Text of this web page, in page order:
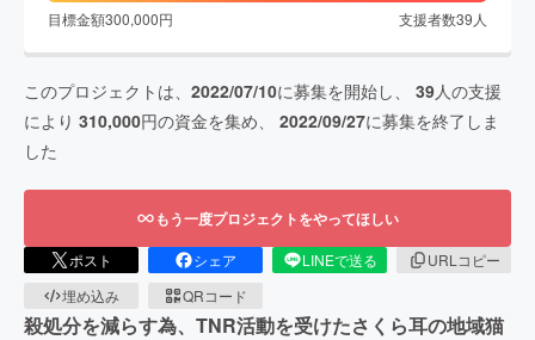
目標金額300,000円 支援者数39 人
このプロジェクトは、 2022/07/10に募集を開始し、 39人の支援
により 310,000円の資金を集め、 2022/09/27に募集を終了しま
した
もう一度プロジェクトをやってほしい
ポスト シェア LINEで送る
URLコピー
埋め込み
QRコード
殺処分を減らす為、TNR活動を受けたさくら耳の地域猫